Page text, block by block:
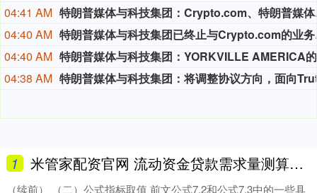
04:41 AM
特朗普媒体与
04:40 AM
特朗普
04:40 AM
04:38 AM
1 米管家配资官网 流动资金贷款需求量测算（二）
（续前） （二）公式指标取值 前文公式7.2和公式7.3中的一些具